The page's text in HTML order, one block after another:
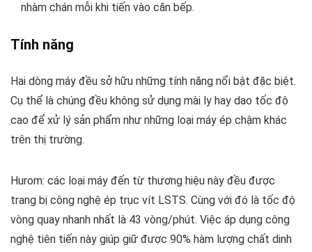
nhàm chán mỗi khi tiến vào căn bếp.
Tính năng
Hai dòng máy đều sở hữu những tính năng nổi bật đặc biệt.
Cụ thể là chúng đều không sử dụng mài ly hay dao tốc độ
cao để xử lý sản phẩm như những loại máy ép chậm khác
trên thị trường.
Hurom: các loại máy đến từ thương hiệu này đều được
trang bị công nghệ ép trục vít LSTS. Cùng với đó là tốc độ
vòng quay nhanh nhất là 43 vòng/phút. Việc áp dụng công
nghệ tiên tiến này giúp giữ được 90% hàm lượng chất dinh